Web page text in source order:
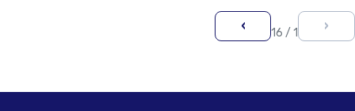
‹
1 / 16
›